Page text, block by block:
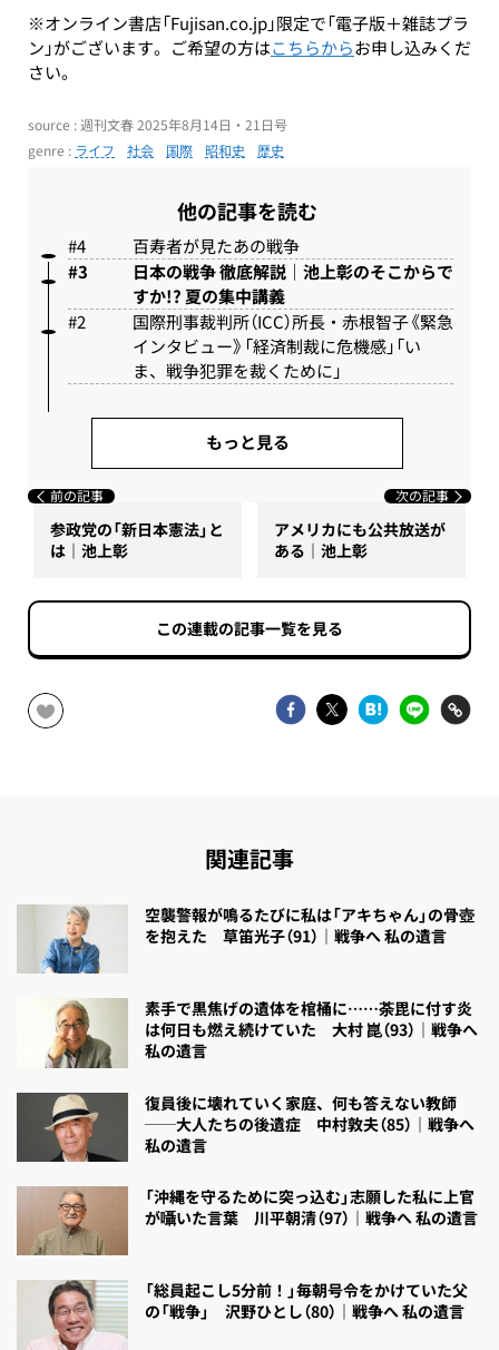
※オンライン書店「Fujisan.co.jp」限定で「電子版＋雑誌プラ
ン」がございます。ご希望の方はこちらからお申し込みくだ
さい。
source : 週刊文春 2025年8月14日・21日号
genre : ライフ 社会 国際 昭和史 歴史
他の記事を読む
百寿者が見たあの戦争
日本の戦争 徹底解説｜池上彰のそこからで
すか!? 夏の集中講義
国際刑事裁判所（ICC）所長・赤根智子《緊急
インタビュー》「経済制裁に危機感」「い
ま、戦争犯罪を裁くために」
もっと見る
前の記事
参政党の「新日本憲法」と
は｜池上彰
次の記事
アメリカにも公共放送が
ある｜池上彰
この連載の記事一覧を見る
関連記事
空襲警報が鳴るたびに私は「アキちゃん」の骨壺
を抱えた 草笛光子（91）｜戦争へ 私の遺言
素手で黒焦げの遺体を棺桶に……荼毘に付す炎
は何日も燃え続けていた 大村 崑（93）｜戦争へ
私の遺言
復員後に壊れていく家庭、何も答えない教師
──大人たちの後遺症 中村敦夫（85）｜戦争へ
私の遺言
「沖縄を守るために突っ込む」志願した私に上官
が囁いた言葉 川平朝清（97）｜戦争へ 私の遺言
「総員起こし5分前！」毎朝号令をかけていた父
の「戦争」 沢野ひとし（80）｜戦争へ 私の遺言